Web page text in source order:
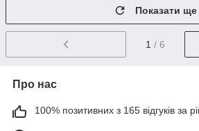
Показати ще
1 / 6
Про нас
100% позитивних з 165 відгуків за